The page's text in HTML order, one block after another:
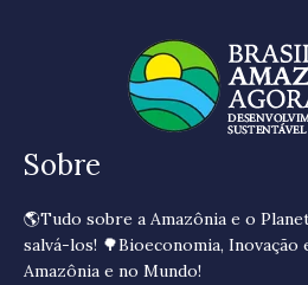
Sobre
🌎Tudo sobre a Amazônia e o
salvá-los! 🌳Bioeconomia, Inovação
Amazônia e no Mundo!